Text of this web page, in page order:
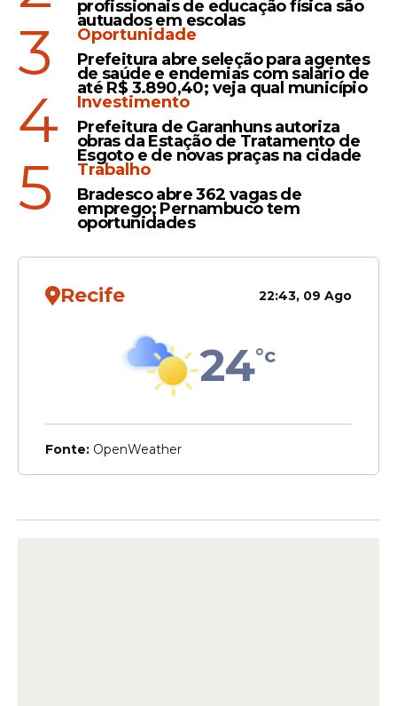
Oportunidades
Aeronáutica lança edital do
concurso com 55 vagas e
salários de até R$ 10 mil;
confira detalhes
Veja Também
profissionais de educação física são
autuados em escolas
3
Oportunidade
Prefeitura abre seleção para agentes
de saúde e endemias com salário de
até R$ 3.890,40; veja qual município
4
Investimento
Prefeitura de Garanhuns autoriza
obras da Estação de Tratamento de
Esgoto e de novas praças na cidade
5
Trabalho
Bradesco abre 362 vagas de
emprego; Pernambuco tem
oportunidades
Recife 22:43, 09 Ago
24°c
Fonte: OpenWeather